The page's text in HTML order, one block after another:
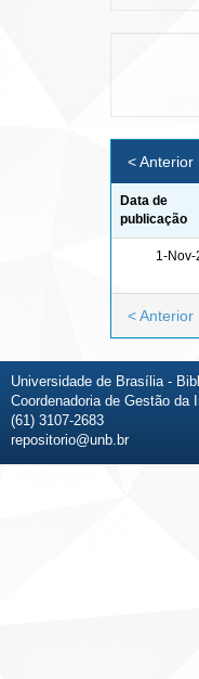
< Anterior
Data de
publicação
1-Nov-
< Anterior
Universidade de Brasília -
Coordenadoria de Gestão da
(61) 3107-2683
repositorio@unb.br